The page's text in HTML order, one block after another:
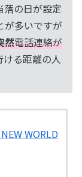
落の日が設定
が多いですが
然電話連絡が
ける距離の人
WORLD